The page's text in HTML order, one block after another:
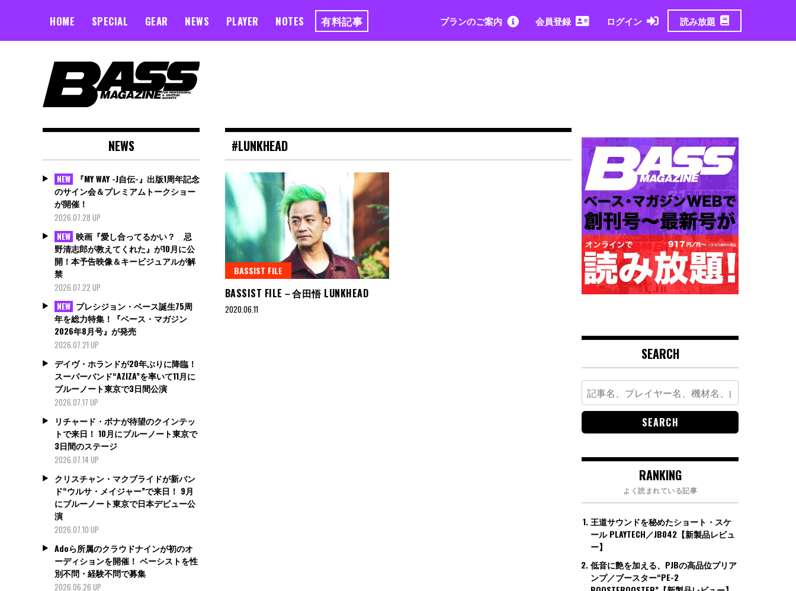
HOME SPECIAL GEAR NEWS PLAYER NOTES 有料記事 プランのご案内 会員登録 ログイン 読み放題
#LUNKHEAD
BASSIST FILE
BASSIST FILE－合田悟 LUNKHEAD
2020.06.11
NEWS
NEW
『MY WAY -J自伝-』出版1周年記念
のサイン会＆プレミアムトークショー
が開催！
2026.07.28 UP
NEW 映画『愛し合ってるかい？ 忌
野清志郎が教えてくれた』が10月に公
開！本予告映像＆キービジュアルが解
禁
2026.07.22 UP
NEW プレシジョン・ベース誕生75周
年を総力特集！『ベース・マガジン
2026年8月号』が発売
2026.07.21 UP
デイヴ・ホランドが20年ぶりに降臨！
スーパーバンド“AZIZA”を率いて11月に
ブルーノート東京で3日間公演
2026.07.17 UP
リチャード・ボナが待望のクインテッ
トで来日！ 10月にブルーノート東京で
3日間のステージ
2026.07.14 UP
クリスチャン・マクブライドが新バン
ド“ウルサ・メイジャー”で来日！ 9月
にブルーノート東京で日本デビュー公
演
2026.07.10 UP
Adoら所属のクラウドナインが初のオ
ーディションを開催！ ベーシストを性
別不問・経験不問で募集
2026.06.26 UP
SEARCH
Search
for:
RANKING
よく読まれている記事
王道サウンドを秘めたショート・スケ
ール PLAYTECH／JB042【新製品レビュ
ー】
低音に艶を加える、PJBの高品位プリア
ンプ／ブースター“PE-2